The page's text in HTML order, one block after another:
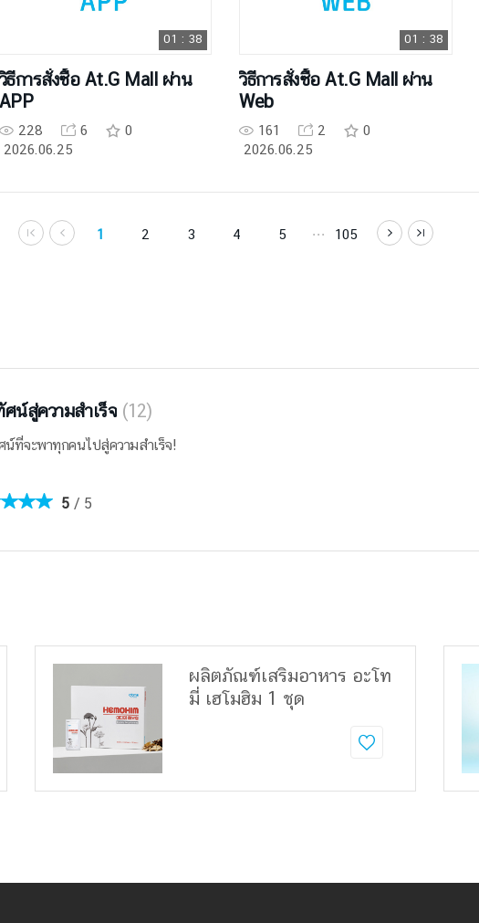
01 : 38
วิธีการสั่งซื้อ At.G Mall ผ่าน
APP
228 6
0
2026.06.25
01 : 38
วิธีการสั่งซื้อ At.G Mall ผ่าน
Web
161 2
0
2026.06.25
1 2 3 4 5 105
น์สู่ความสำเร็จ (12)
น์ที่จะพาทุกคนไปสู่ความสำเร็จ!
5 5
ผลิตภัณฑ์เสริมอาหาร อะโท
มี่ เฮโมฮิม 1 ชุด